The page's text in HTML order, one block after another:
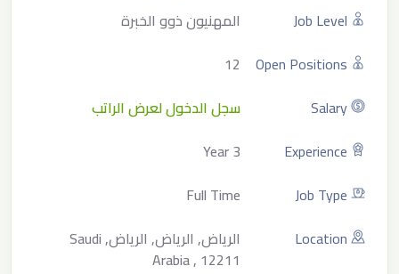
Job Level
المهنيون ذوو الخبرة
Open Positions
12
Salary
سجل الدخول لعرض الراتب
Experience
3 Year
Job Type
Full Time
Location
الرياض, الرياض, الرياض, Saudi
Arabia , 12211